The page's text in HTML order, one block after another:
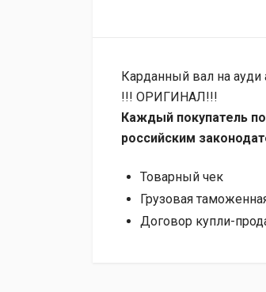
Кapдaнный вал на
!!! ОРИГИHAЛ!!!
Каждый покупатель
российским
Товарный чек
Грузовая
Договор купли-